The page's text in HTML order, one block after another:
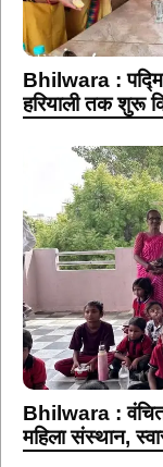
Bhilwara :
हरियाली तक शुरू
Bhilwara : वंचित
महिला संस्थान,